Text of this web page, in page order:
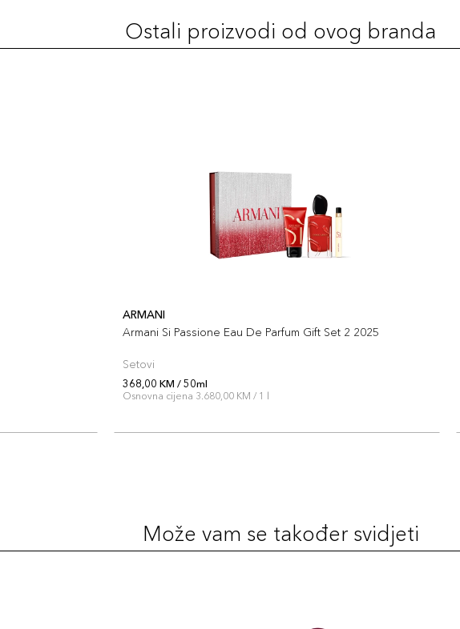
Ostali proizvodi od ovog branda
ARMANI
Armani Si Passione Eau De Parfum Gift Set 2 2025
Setovi
368,00 KM / 50ml
Osnovna cijena 3.680,00 KM / 1 l
Može vam se također svidjeti